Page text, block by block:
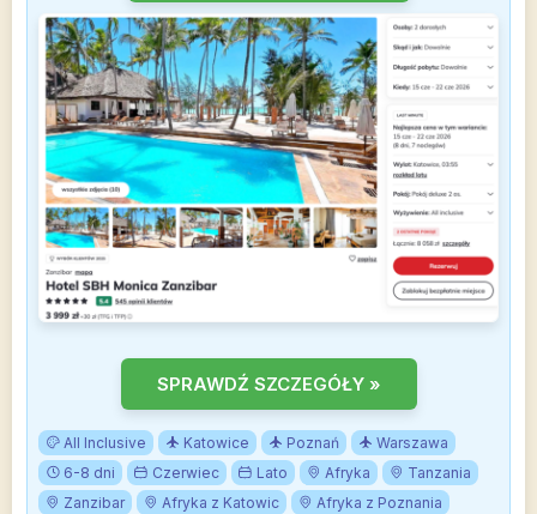
SPRAWDŹ SZCZEGÓŁY »
All Inclusive Katowice Poznań
Warszawa
6-8 dni
Czerwiec Lato Afryka
Tanzania
Zanzibar
Afryka z Katowic
Afryka z Poznania